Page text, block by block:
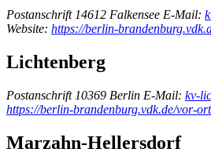
Postanschrift 14612 Falkensee E-Mail:
Website: https://berlin-
Lichtenberg
Postanschrift 10369 Berlin E-Mail: kv-
https://berlin-brandenburg.vdk.de/vor-
Marzahn-Hellersdorf